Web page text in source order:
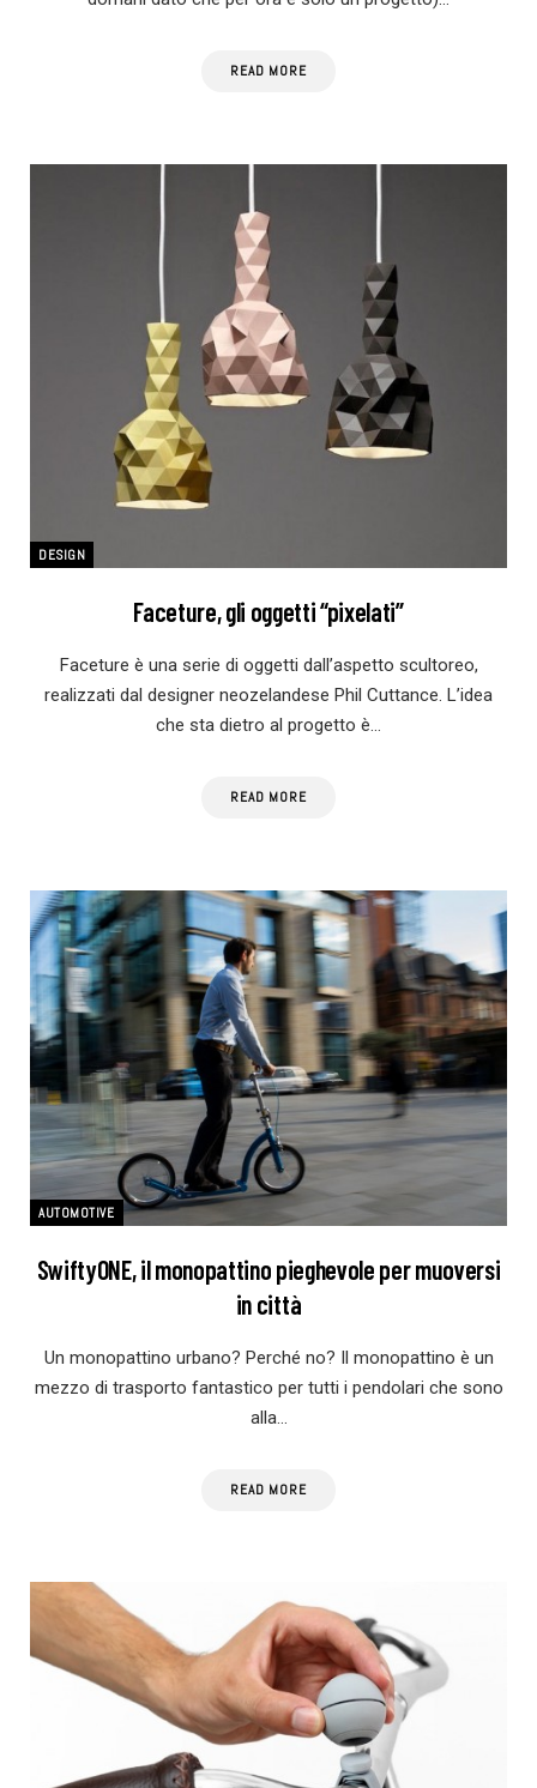
READ MORE
DESIGN
Faceture, gli oggetti “pixelati”
Faceture è una serie di oggetti dall’aspetto scultoreo,
realizzati dal designer neozelandese Phil Cuttance. L’idea
che sta dietro al progetto è…
READ MORE
AUTOMOTIVE
SwiftyONE, il monopattino pieghevole per muoversi
in città
Un monopattino urbano? Perché no? Il monopattino è un
mezzo di trasporto fantastico per tutti i pendolari che sono
alla…
READ MORE